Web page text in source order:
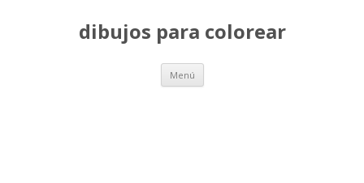
dibujos para colorear
Menú Saltar
contenido